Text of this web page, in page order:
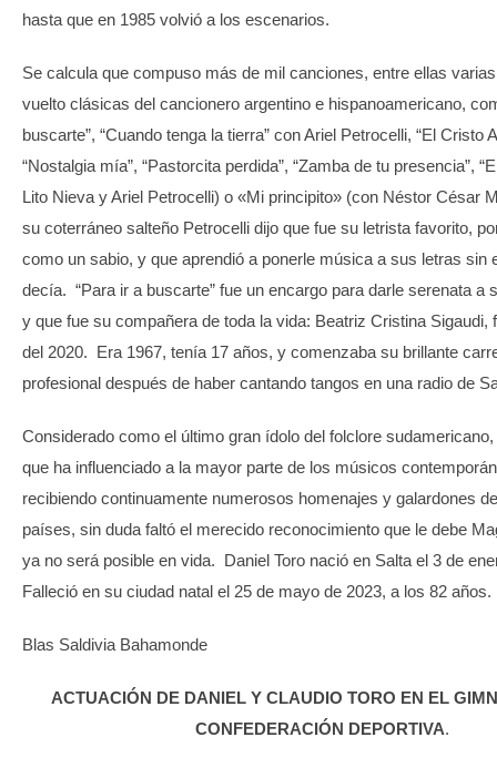
hasta que en 1985 volvió a los escenarios.
Se calcula que compuso más de mil canciones, entre ellas
vuelto clásicas del cancionero argentino e hispanoamericano,
buscarte”, “Cuando tenga la tierra” con Ariel Petrocelli, “El Cristo
“Nostalgia mía”, “Pastorcita perdida”, “Zamba de tu presencia”,
Lito Nieva y Ariel Petrocelli) o «Mi principito» (con Néstor César
su coterráneo salteño Petrocelli dijo que fue su letrista favorito,
como un sabio, y que aprendió a ponerle música a sus letras sin
decía. “Para ir a buscarte” fue un encargo para darle serenata a
y que fue su compañera de toda la vida: Beatriz Cristina Sigaudi,
del 2020. Era 1967, tenía 17 años, y comenzaba su brillante
profesional después de haber cantando tangos en una radio de
Considerado como el último gran ídolo del folclore
que ha influenciado a la mayor parte de los músicos
recibiendo continuamente numerosos homenajes y galardones
países, sin duda faltó el merecido reconocimiento que le debe
ya no será posible en vida. Daniel Toro nació en Salta el 3 de
Falleció en su ciudad natal el 25 de mayo de 2023, a los 82 años.
Blas Saldivia Bahamonde
ACTUACIÓN DE DANIEL Y CLAUDIO TORO EN EL
CONFEDERACIÓN DEPORTIVA.